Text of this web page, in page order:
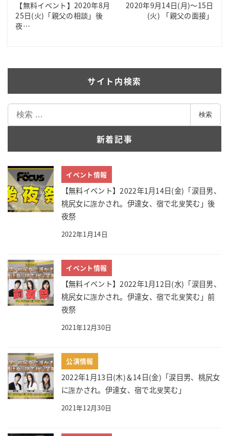
【無料イベント】2020年8月
25日(火)「親父の相談」後
夜…
2020年9月14日(月)～15日
(火) 「親父の面接」
サイト内検索
検
検索
新着記事
イベント情報
【無料イベント】2022年1月14日(金)「涙目男、
桃尻女に誑かされ。伊達女、宿で北叟笑む」後
夜祭
2022年1月14日
イベント情報
【無料イベント】2022年1月12日(水)「涙目男、
桃尻女に誑かされ。伊達女、宿で北叟笑む」前
夜祭
2021年12月30日
公演情報
2022年1月13日(木)＆14日(金)「涙目男、桃尻女
に誑かされ。伊達女、宿で北叟笑む」
2021年12月30日